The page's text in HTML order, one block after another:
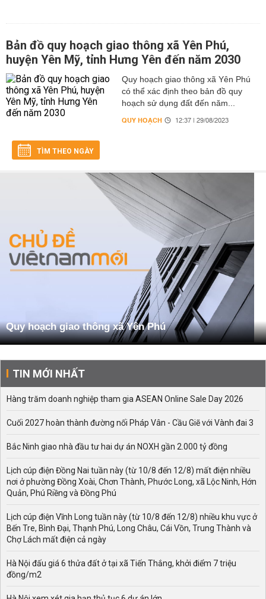
Bản đồ quy hoạch giao thông xã Yên Phú,
huyện Yên Mỹ, tỉnh Hưng Yên đến năm 2030
Quy hoạch giao thông xã Yên Phú
có thể xác định theo bản đồ quy
hoạch sử dụng đất đến năm...
QUY HOẠCH 12:37 | 29/08/2023
TÌM THEO NGÀY
Quy hoạch giao thông xã Yên Phú
TIN MỚI NHẤT
Hàng trăm doanh nghiệp tham gia ASEAN Online Sale Day 2026
Cuối 2027 hoàn thành đường nối Pháp Vân - Cầu Giẽ với Vành đai 3
Bắc Ninh giao nhà đầu tư hai dự án NOXH gần 2.000 tỷ đồng
Lịch cúp điện Đồng Nai tuần này (từ 10/8 đến 12/8) mất điện nhiều
nơi ở phường Đồng Xoài, Chơn Thành, Phước Long, xã Lộc Ninh, Hớn
Quản, Phú Riềng và Đồng Phú
Lịch cúp điện Vĩnh Long tuần này (từ 10/8 đến 12/8) nhiều khu vực ở
Bến Tre, Bình Đại, Thạnh Phú, Long Châu, Cái Vồn, Trung Thành và
Chợ Lách mất điện cả ngày
Hà Nội đấu giá 6 thửa đất ở tại xã Tiến Thắng, khởi điểm 7 triệu
đồng/m2